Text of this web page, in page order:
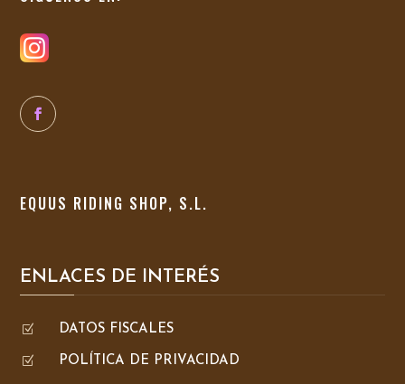
EQUUS RIDING SHOP, S.L.
ENLACES DE INTERÉS
Z DATOS FISCALES
Z POLÍTICA DE PRIVACIDAD